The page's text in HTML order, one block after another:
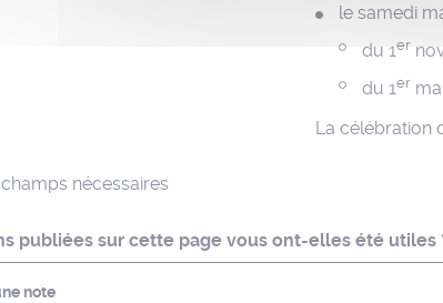
le samedi
du 1er
du 1er
La célébration
nécessaires
publiées sur cette page vous ont-elles été utiles
note